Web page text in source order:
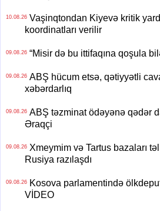
10.08.26Vaşinqtondan Kiyevə kritik
koordinatları verilir
09.08.26“Misir də bu ittifaqına qoşula
09.08.26ABŞ hücum etsə, qətiyyətli
xəbərdarlıq
09.08.26ABŞ təzminat ödəyənə qədər
Əraqçi
09.08.26Xmeymim və Tartus bazaları
Rusiya razılaşdı
09.08.26Kosova parlamentində
VİDEO